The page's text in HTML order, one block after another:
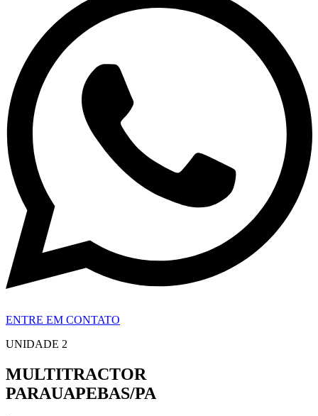
ENTRE EM CONTATO
UNIDADE 2
MULTITRACTOR
PARAUAPEBAS/PA